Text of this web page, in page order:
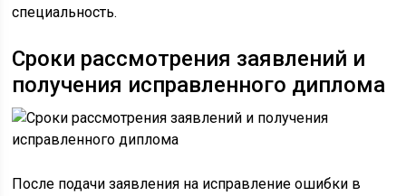
специальность.
Сроки рассмотрения заявлений и
получения исправленного диплома
После подачи заявления на исправление ошибки в